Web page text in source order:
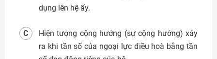
dụng lên hệ ấy.
Hiện tượng cộng hưởng (sự cộng hưởng) xảy
ra khi tần số của ngoại lực điều hoà bằng tần
C